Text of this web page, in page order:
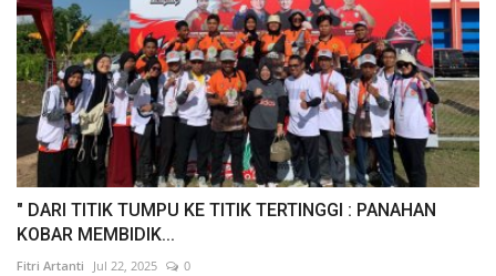
" DARI TITIK TUMPU KE TITIK TERTINGGI : PANAHAN
KOBAR MEMBIDIK...
Fitri Artanti Jul 22, 2025 0